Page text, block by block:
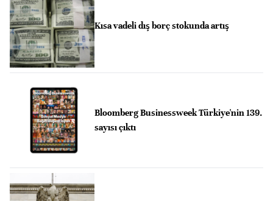
Kısa vadeli dış borç stokunda artış
Bloomberg Businessweek Türkiye'nin 139.
sayısı çıktı